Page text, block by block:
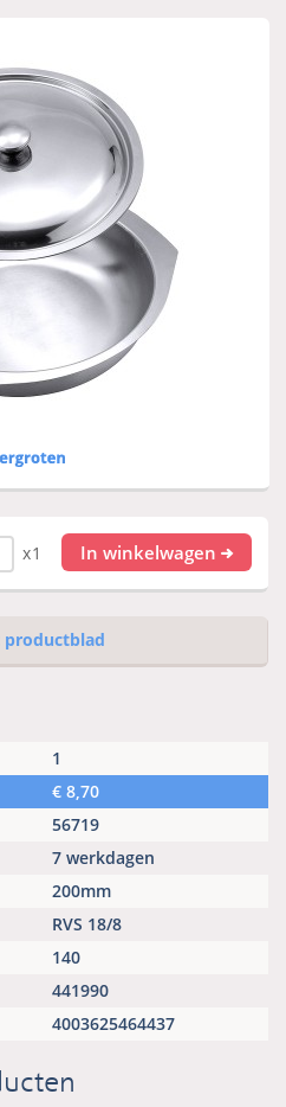
x1 In winkelwagen
productblad
1
€8,70
56719
7 werkdagen
200mm
RVS 18/8
140
441990
4003625464437